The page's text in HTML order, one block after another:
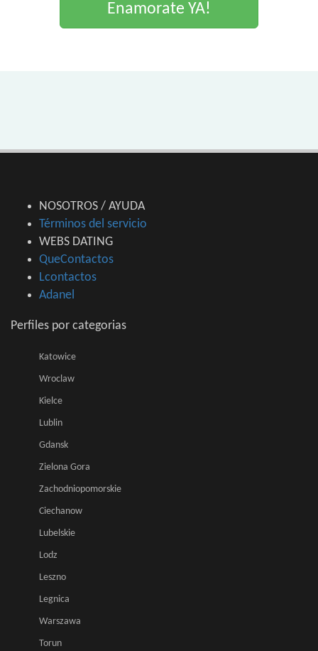
Enamorate YA!
NOSOTROS / AYUDA
Términos del servicio
WEBS DATING
QueContactos
Lcontactos
Adanel
Perfiles por categorias
Katowice
Wroclaw
Kielce
Lublin
Gdansk
Zielona Gora
Zachodniopomorskie
Ciechanow
Lubelskie
Lodz
Leszno
Legnica
Warszawa
Torun